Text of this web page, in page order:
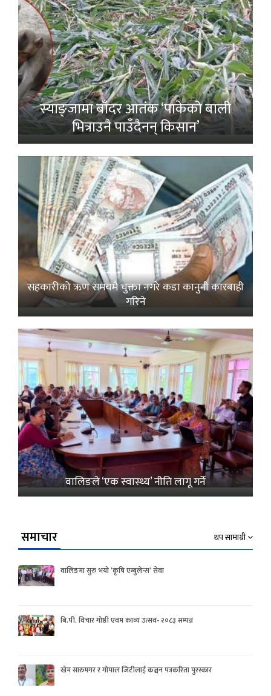
स्याङ्जामा बाँदर आतंक ‘पाकेको बाली
भित्राउनै पाउँदैनन् किसान’
सहकारीको ऋण समयमै चुक्ता नगरे कडा कानुनी कारबाही
गरिने
वालिङले ‘एक स्वास्थ्य’ नीति लागू गर्ने
समाचार थप सामाग्री
वालिङमा सुरु भयो ‘कृषि एम्बुलेन्स’ सेवा
बि.पी. विचार गोष्ठी एवम काव्य उत्सव- २०८३ सम्पन्न
खेम सारुमगर र गोपाल जिटीलाई कञ्चन पत्रकरिता पुरस्कार